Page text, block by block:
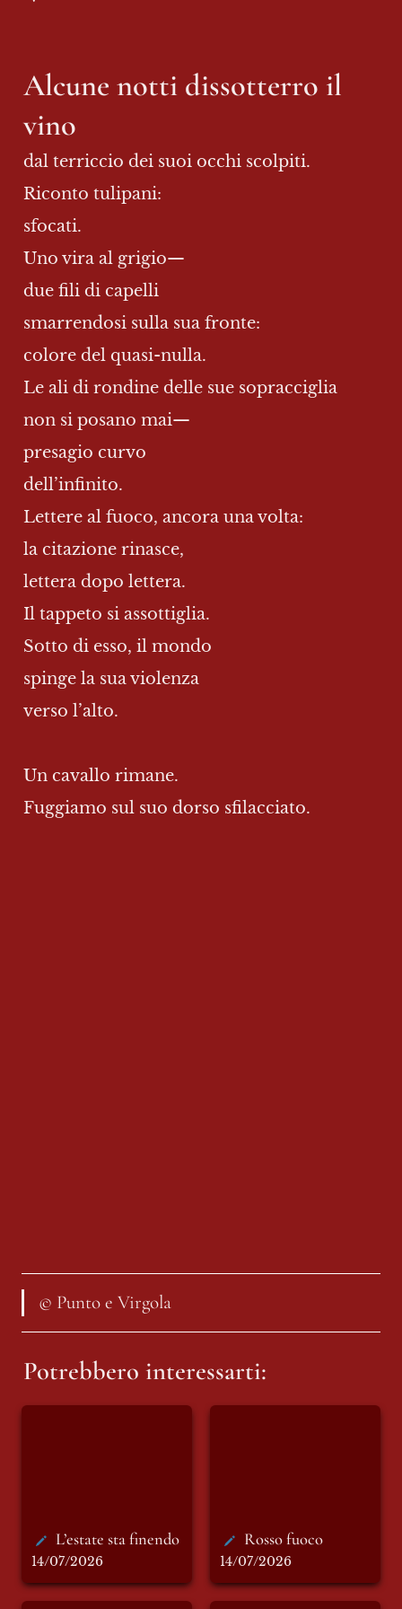
Alcune notti dissotterro il
vino
dal terriccio dei suoi occhi scolpiti.
Riconto tulipani:
sfocati.
Uno vira al grigio—
due fili di capelli
smarrendosi sulla sua fronte:
colore del quasi-nulla.
Le ali di rondine delle sue sopracciglia
non si posano mai—
presagio curvo
dell’infinito.
Lettere al fuoco, ancora una volta:
la citazione rinasce,
lettera dopo lettera.
Il tappeto si assottiglia.
Sotto di esso, il mondo
spinge la sua violenza
verso l’alto.
Un cavallo rimane.
Fuggiamo sul suo dorso sfilacciato.
© Punto e Virgola
Potrebbero interessarti:
L’estate sta finendo
14/07/2026
Rosso fuoco
14/07/2026